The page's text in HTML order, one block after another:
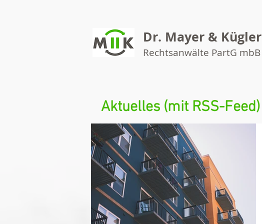
Dr. Mayer & Kügler
Rechtsanwälte PartG mbB
Aktuelles (mit RSS-Feed)